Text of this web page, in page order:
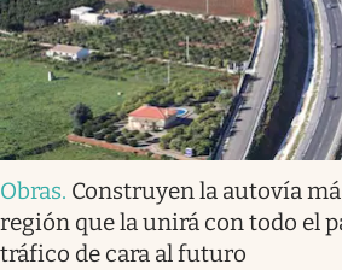
Obras. Construyen la autovía
región que la unirá con todo el
tráfico de cara al futuro